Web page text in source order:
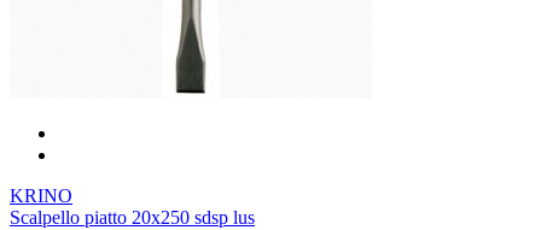
KRINO
Scalpello piatto 20x250 sdsp lus